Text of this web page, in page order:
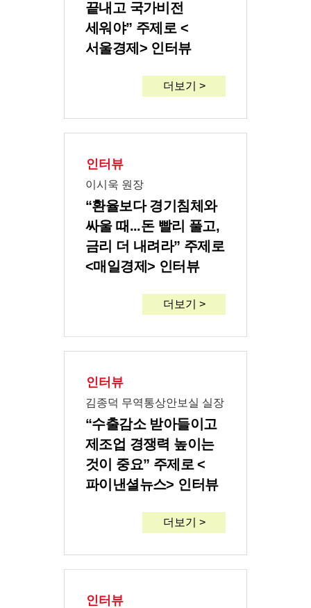
끝내고 국가비전
세워야” 주제로 <
서울경제> 인터뷰
더보기 >
인터뷰
이시욱 원장
“환율보다 경기침체와
싸울 때...돈 빨리 풀고,
금리 더 내려라” 주제로
<매일경제> 인터뷰
더보기 >
인터뷰
김종덕 무역통상안보실 실장
“수출감소 받아들이고
제조업 경쟁력 높이는
것이 중요” 주제로 <
파이낸셜뉴스> 인터뷰
더보기 >
인터뷰